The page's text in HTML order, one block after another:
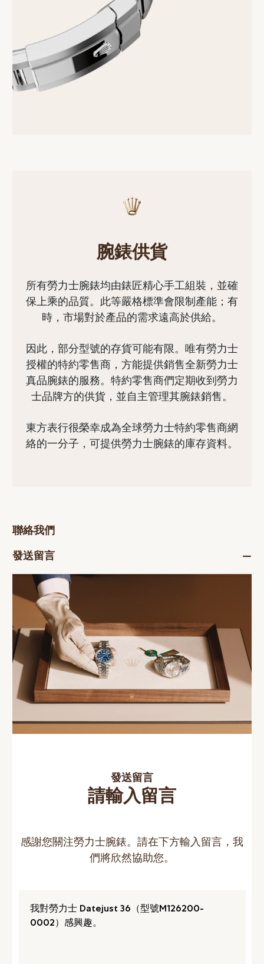
腕錶供貨
所有勞力士腕錶均由錶匠精心手工組裝，並確
保上乘的品質。此等嚴格標準會限制產能；有
時，市場對於產品的需求遠高於供給。
因此，部分型號的存貨可能有限。唯有勞力士
授權的特約零售商，方能提供銷售全新勞力士
真品腕錶的服務。特約零售商們定期收到勞力
士品牌方的供貨，並自主管理其腕錶銷售。
東方表行很榮幸成為全球勞力士特約零售商網
絡的一分子，可提供勞力士腕錶的庫存資料。
聯絡我們
發送留言
發送留言
請輸入留言
感謝您關注勞力士腕錶。請在下方輸入留言，我
們將欣然協助您。